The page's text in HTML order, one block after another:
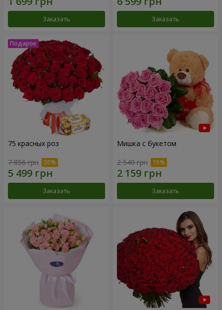
Заказать Заказать
75 красных роз
7 856 грн
Заказать
Мишка с букетом
2 540 грн
Заказать